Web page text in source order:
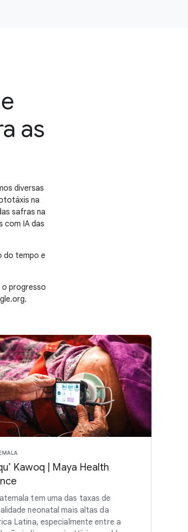
as
diversas
na
safras na
com IA das
do tempo e
o progresso
Kawoq | Maya Health
tem uma das taxas de
neonatal mais altas da
Latina, especialmente entre a